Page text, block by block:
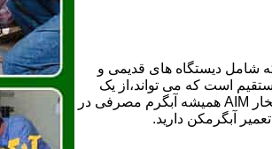
شامل دیستگاه های قدیمی و
مستقیم و مستقیم است که می تواند،از یک
سیستم دیگ بخار با کارآمدترین دیگهای آب مصرفی نیاز دارید و شما با استفاده از دیگ بخار AIM همیشه آبگرم مصرفی در
آبگرمکن دارید.